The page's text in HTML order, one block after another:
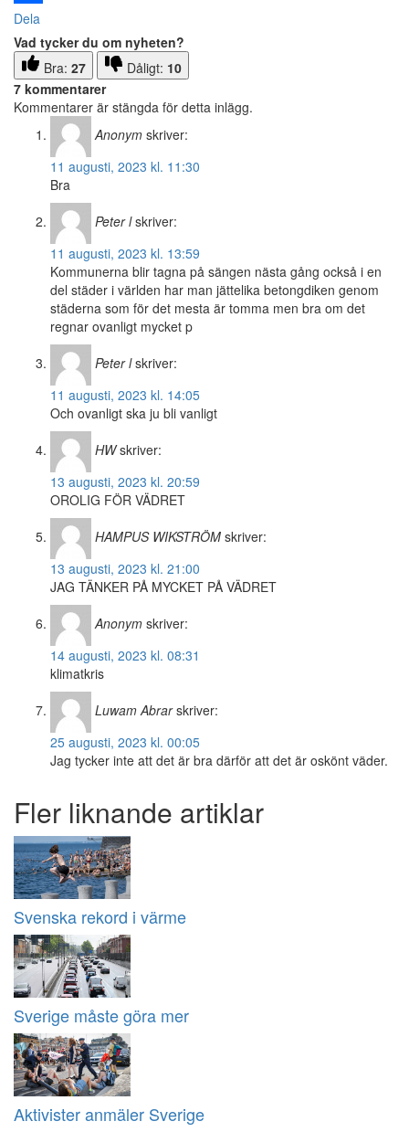
Dela
Vad tycker du om nyheten?
Bra: 27 Dåligt: 10
7 kommentarer
Kommentarer är stängda för detta inlägg.
Anonym skriver:
11 augusti, 2023 kl. 11:30
Bra
Peter l skriver:
11 augusti, 2023 kl. 13:59
Kommunerna blir tagna på sängen nästa gång också i en
del städer i världen har man jättelika betongdiken genom
städerna som för det mesta är tomma men bra om det
regnar ovanligt mycket p
Peter l skriver:
11 augusti, 2023 kl. 14:05
Och ovanligt ska ju bli vanligt
HW skriver:
13 augusti, 2023 kl. 20:59
OROLIG FÖR VÄDRET
HAMPUS WIKSTRÖM skriver:
13 augusti, 2023 kl. 21:00
JAG TÄNKER PÅ MYCKET PÅ VÄDRET
Anonym skriver:
14 augusti, 2023 kl. 08:31
klimatkris
Luwam Abrar skriver:
25 augusti, 2023 kl. 00:05
Jag tycker inte att det är bra därför att det är oskönt väder.
Fler liknande artiklar
Svenska rekord i värme
Sverige måste göra mer
Aktivister anmäler Sverige